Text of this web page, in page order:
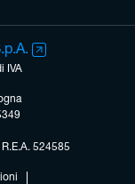
IVA
524585